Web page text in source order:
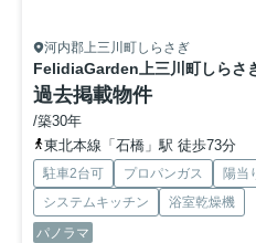
河内郡上三川町しらさぎ
FelidiaGarden上三川町しらさ
過去掲載物件
/築30年
東北本線「石橋」駅 徒歩73分
駐車2台可 プロパンガス 陽当
システムキッチン
浴室乾燥機
パノラマ